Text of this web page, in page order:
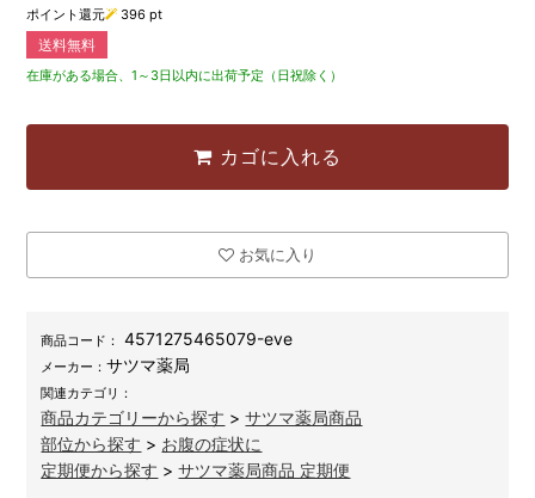
ポイント還元
396pt
送料無料
在庫がある場合、1～3日以内に出荷予定（日祝除く）
カゴに入れる
お気に入り
商品コード： 4571275465079-eve
メーカー：サツマ薬局
関連カテゴリ：
商品カテゴリーから探す >サツマ薬局商品
部位から探す > お腹の症状に
定期便から探す >サツマ薬局商品 定期便